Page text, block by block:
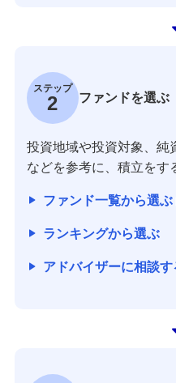
ステップ
2 ファンドを選ぶ
投資地域や投資対象、純
などを参考に、積立をす
ファンド一覧から選ぶ
ランキングから選ぶ
アドバイザーに相談す